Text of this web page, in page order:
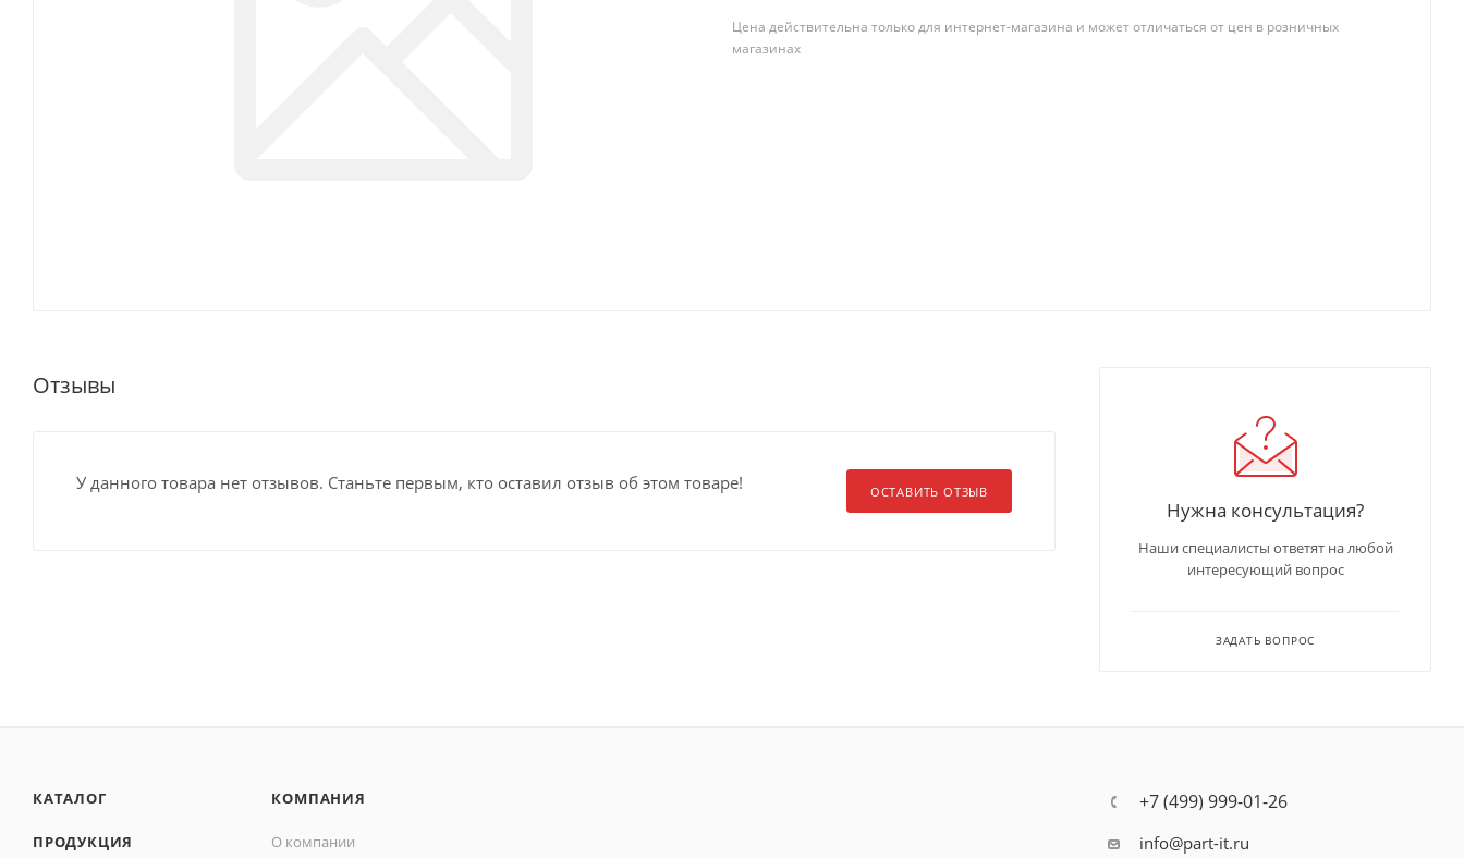
Цена действительна только для интернет-магазина и может отличаться от цен в розничных
магазинах
Отзывы
ОСТАВИТЬ ОТЗЫВ
У данного товара нет отзывов. Станьте первым, кто оставил отзыв об этом товаре!
Нужна консультация?
Наши специалисты ответят на любой
интересующий вопрос
ЗАДАТЬ ВОПРОС
КАТАЛОГ
ПРОДУКЦИЯ
КОМПАНИЯ
О компании
+7 (499) 999-01-26
info@part-it.ru